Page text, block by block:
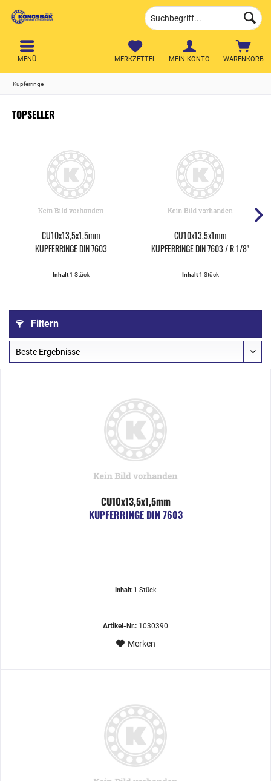
WARENKORB
MERKZETTEL MEIN KONTO
MENÜ
Kupferringe
TOPSELLER
CU10x13,5x1,5mm
KUPFERRINGE DIN 7603
Inhalt1 Stück
CU10x13,5x1mm
KUPFERRINGE DIN 7603 / R 1/8"
Inhalt1 Stück
Filtern
CU10x13,5x1,5mm
KUPFERRINGE DIN 7603
Inhalt 1 Stück
Artikel-Nr.: 1030390
Merken